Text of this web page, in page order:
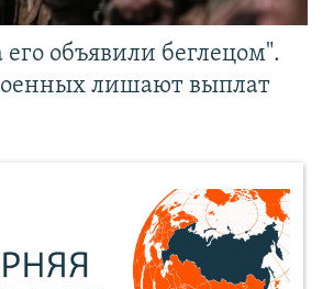
объявили беглецом".
лишают выплат